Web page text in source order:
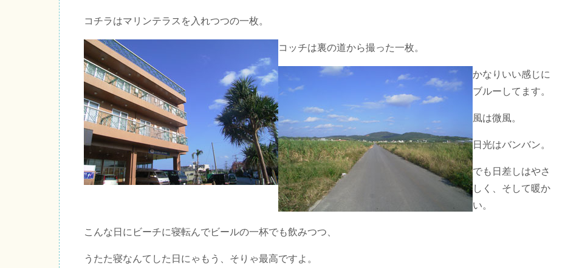
コチラはマリンテラスを入れつつの一枚。
コッチは裏の道から撮った一枚。
かなりいい感じに
ブルーしてます。
風は微風。
日光はバンバン。
でも日差しはやさ
しく、そして暖か
い。
こんな日にビーチに寝転んでビールの一杯でも飲みつつ、
うたた寝なんてした日にゃもう、そりゃ最高ですよ。